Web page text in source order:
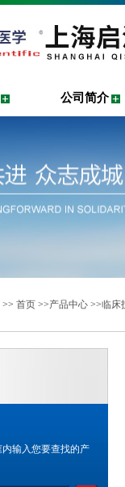
公司简介
首页 >>产品中心 >>临床
输入您要查找的产